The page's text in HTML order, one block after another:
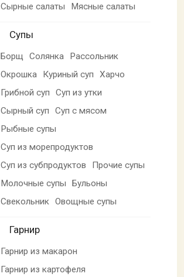
Сырные салаты
Мясные салаты
Супы
Борщ Солянка
Рассольник
Окрошка
Куриный суп
Харчо
Грибной суп
Суп из утки
Сырный суп
Суп с мясом
Рыбные супы
Суп из морепродуктов
Суп из субпродуктов
Прочие супы
Молочные супы
Бульоны
Свекольник Овощные супы
Гарнир
Гарнир из макарон
Гарнир из картофеля